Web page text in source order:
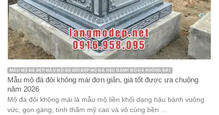
MẪU MỘ ĐÁ ĐẸP MẪU MỘ ĐÁ ĐÔI ĐẸP MỘ ĐÁ HẬU BÀNH MỘ ĐÁ KHÔNG MÁI
Mẫu mộ đá đôi không mái đơn giản, giá tốt được ưa chuộng
năm 2026
Mộ đá đôi không mái là mẫu mộ liền khối dạng hậu bành vuông
vức, gọn gàng, tính thẩm mỹ cao và vô cùng bền ...